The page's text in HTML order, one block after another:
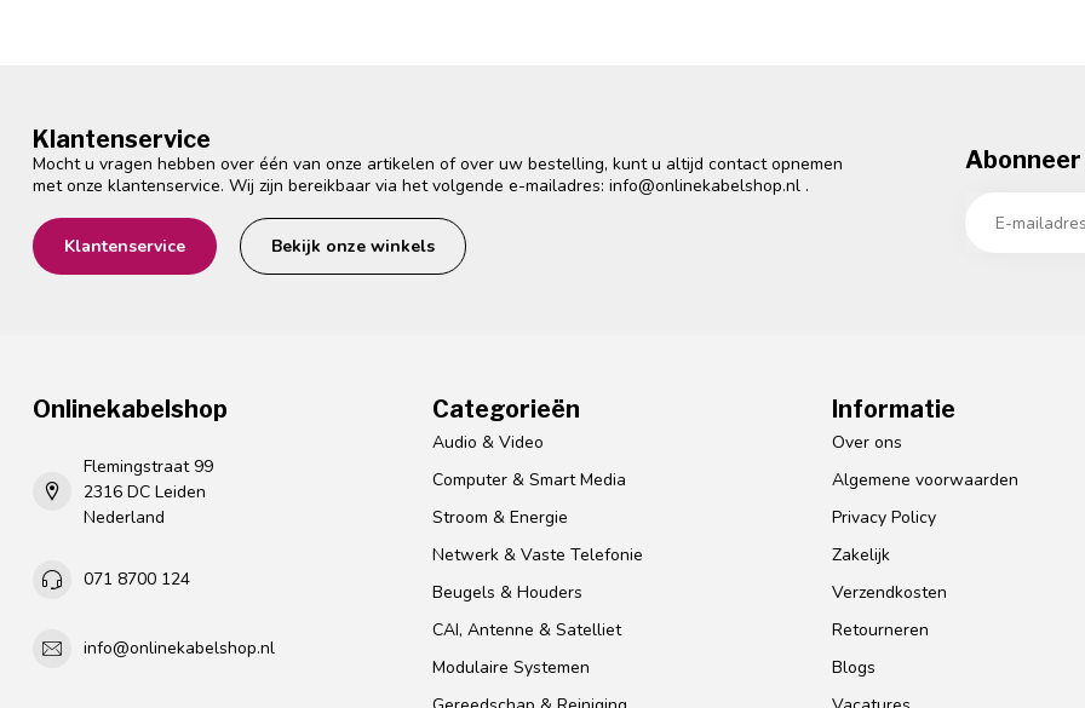
Klantenservice
Mocht u vragen hebben over één van onze artikelen of over uw bestelling, kunt u altijd contact opnemen
met onze klantenservice. Wij zijn bereikbaar via het volgende e-mailadres: info@onlinekabelshop.nl .
Klantenservice Bekijk onze winkels
Onlinekabelshop
Flemingstraat 99
2316 DC Leiden
Nederland
071 8700 124
info@onlinekabelshop.nl
Categorieën
Audio & Video
Computer & Smart Media
Stroom & Energie
Netwerk & Vaste Telefonie
Beugels & Houders
CAI, Antenne & Satelliet
Modulaire Systemen
Informatie
Over ons
Algemene voorwaarden
Privacy Policy
Zakelijk
Verzendkosten
Retourneren
Blogs